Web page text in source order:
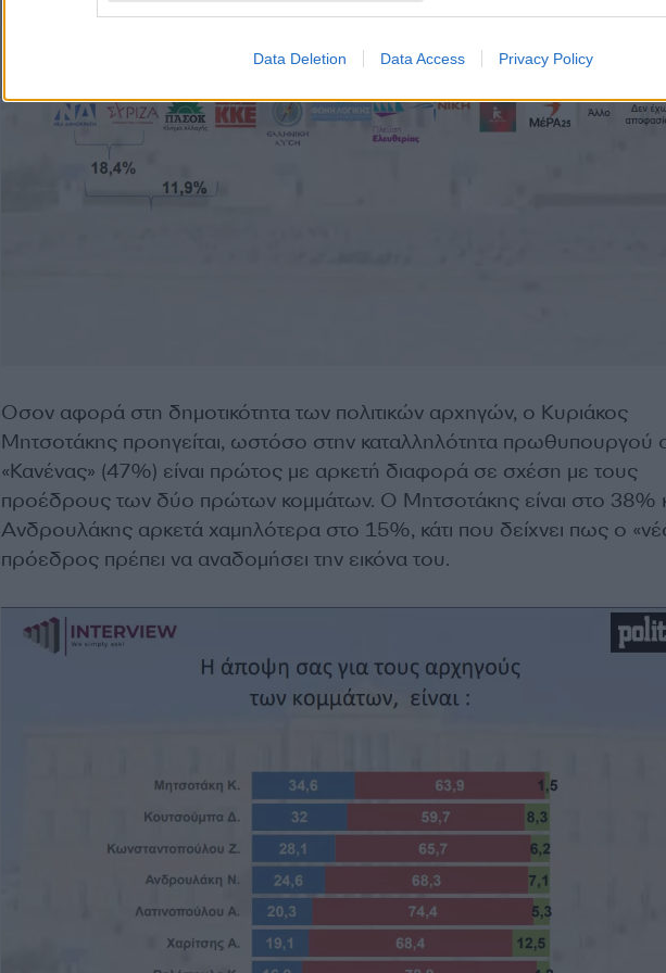
Data Deletion Data Access Privacy Policy
Οσον αφορά στη δημοτικότητα των πολιτικών αρχηγών, ο Κυριάκος
Μητσοτάκης προηγείται, ωστόσο στην καταλληλότητα πρωθυπουργού
«Κανένας» (47%) είναι πρώτος με αρκετή διαφορά σε σχέση με τους
προέδρους των δύο πρώτων κομμάτων. Ο Μητσοτάκης είναι στο 38%
Ανδρουλάκης αρκετά χαμηλότερα στο 15%, κάτι που δείχνει πως ο
πρόεδρος πρέπει να αναδομήσει την εικόνα του.